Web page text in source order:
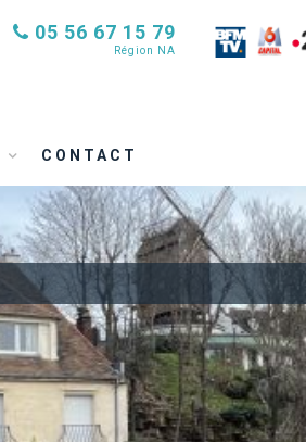
05 56 67 15 79
Région NA
CONTACT